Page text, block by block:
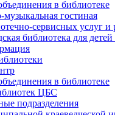
в библиотеке
музыкальная гостиная
сервисных услуг и
библиотека для
в библиотеке
ЦБС
подразделения